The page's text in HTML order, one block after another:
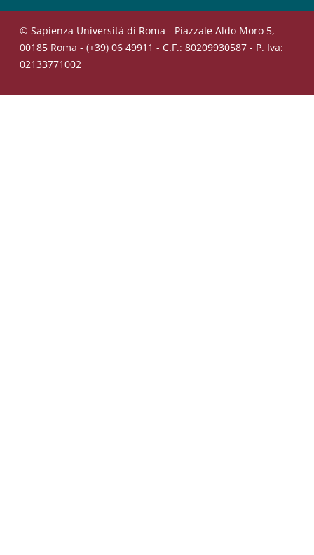
© Sapienza Università di Roma - Piazzale Aldo Moro 5,
00185 Roma - (+39) 06 49911 - C.F.: 80209930587 - P. Iva:
02133771002